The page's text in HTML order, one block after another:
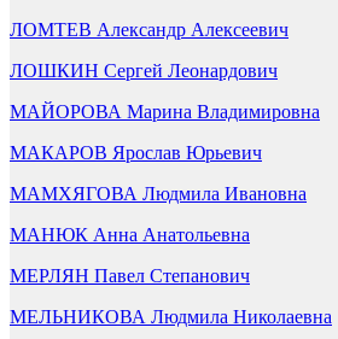
ЛОМТЕВ Александр Алексеевич
ЛОШКИН Сергей Леонардович
МАЙОРОВА Марина Владимировна
МАКАРОВ Ярослав Юрьевич
МАМХЯГОВА Людмила Ивановна
МАНЮК Анна Анатольевна
МЕРЛЯН Павел Степанович
МЕЛЬНИКОВА Людмила Николаевна